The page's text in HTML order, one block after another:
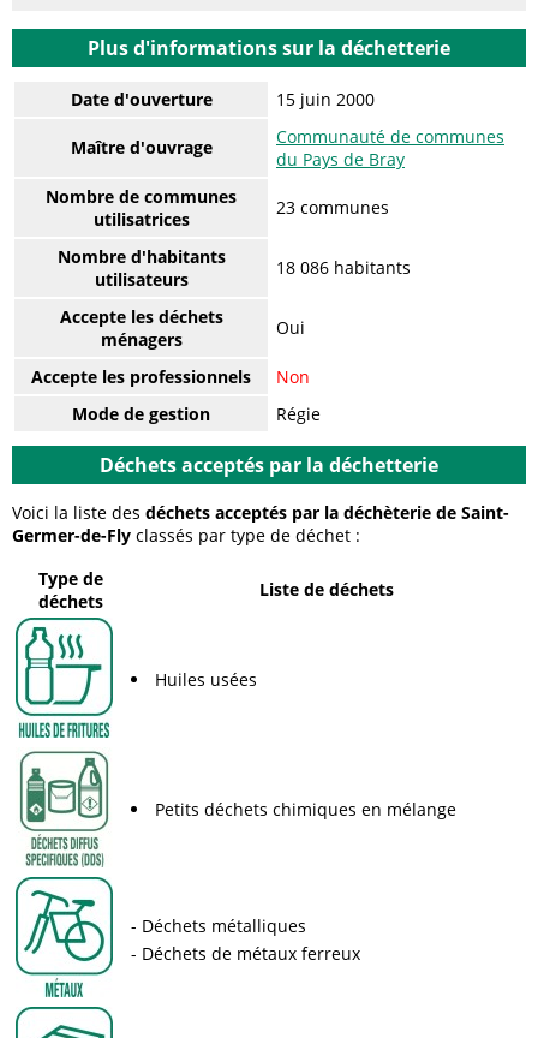
Plus d'informations sur la déchetterie
Date d'ouverture 15 juin 2000
Maître d'ouvrage
Communauté de communes
du Pays de Bray
Nombre de communes
utilisatrices
23 communes
Nombre d'habitants
utilisateurs
18 086 habitants
Accepte les déchets
ménagers
Oui
Accepte les professionnels
Non
Mode de gestion
Régie
Déchets acceptés par la déchetterie
Voici la liste des déchets acceptés par la déchèterie de Saint-
Germer-de-Fly classés par type de déchet :
Type de
déchets
Liste de déchets
Huiles usées
Petits déchets chimiques en mélange
Déchets métalliques
Déchets de métaux ferreux